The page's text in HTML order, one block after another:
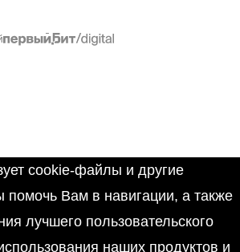
cookie-файлы и другие
помочь Вам в навигации, а также
лучшего пользовательского
наших продуктов и